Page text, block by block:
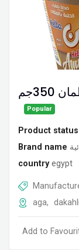
Popular
Product status
Brand name
country egypt
aga,
Add to